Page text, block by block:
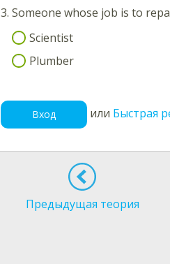
3. Someone whose job is to
Scientist
Plumber
Вход или Быстрая
Предыдущая теория